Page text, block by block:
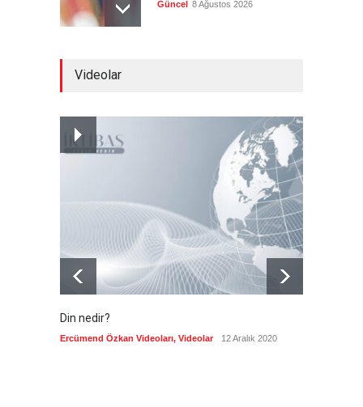
Güncel 8 Ağustos 2026
Bölge İnsanını "Namaz Kılan
ABD Askeri" Yapma Paktı
Şükrü Hüseyinoğlu,
YAZARLAR
8 Ağustos 2026
Videolar
Din nedir?
Ercümend Özkan Videoları, Videolar 12 Aralık 2020